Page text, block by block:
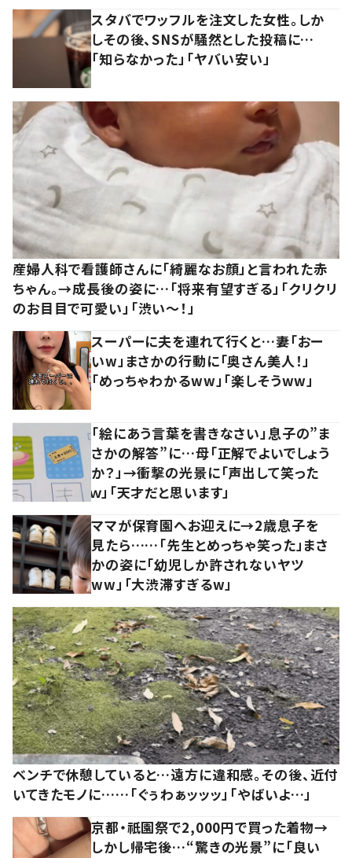
スタバでワッフルを注文した女性。しか
しその後、SNSが騒然とした投稿に…
「知らなかった」「ヤバい安い」
産婦人科で看護師さんに「綺麗なお顔」と言われた赤
ちゃん。→成長後の姿に…「将来有望すぎる」「クリクリ
のお目目で可愛い」「渋い～！」
スーパーに夫を連れて行くと…妻「おー
いw」まさかの行動に「奥さん美人！」
「めっちゃわかるww」「楽しそうww」
「絵にあう言葉を書きなさい」息子の”ま
さかの解答”に…母「正解でよいでしょう
か？」→衝撃の光景に「声出して笑った
ｗ」「天才だと思います」
ママが保育園へお迎えに→2歳息子を
見たら……「先生とめっちゃ笑った」まさ
かの姿に「幼児しか許されないヤツ
ww」「大渋滞すぎるw」
ベンチで休憩していると…遠方に違和感。その後、近付
いてきたモノに……「ぐぅわぁッッッ」「やばいよ…」
京都・祇園祭で2,000円で買った着物→
しかし帰宅後…“驚きの光景”に「良い